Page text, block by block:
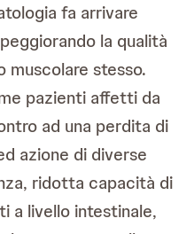
fa arrivare
la qualità
muscolare stesso.
pazienti affetti da
ad una perdita di
azione di diverse
ridotta capacità di
a livello intestinale,